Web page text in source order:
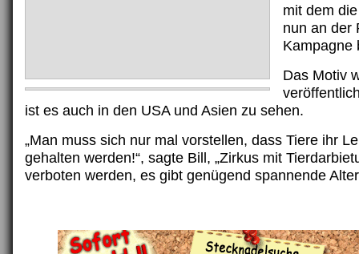
mit dem
nun an der
Kampagne
Das Motiv
ist es auch in den USA und Asien zu sehen.
„Man muss sich nur mal vorstellen, dass Tiere ihr
gehalten werden!“, sagte Bill, „Zirkus mit
verboten werden, es gibt genügend spannende